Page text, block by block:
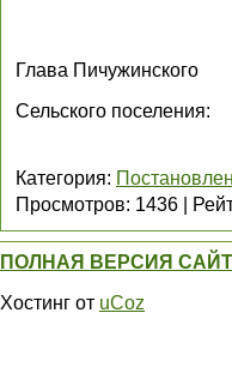
Глава Пичужинского
Сельского
Категория:
Просмотров: 1436
ПОЛНАЯ ВЕРСИЯ
Хостинг от uCoz